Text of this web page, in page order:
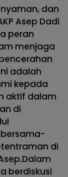
dan
Asep Dadi
peran
menjaga
adalah
kepada
aktif dalam
di
bersama-
di
berdiskusi